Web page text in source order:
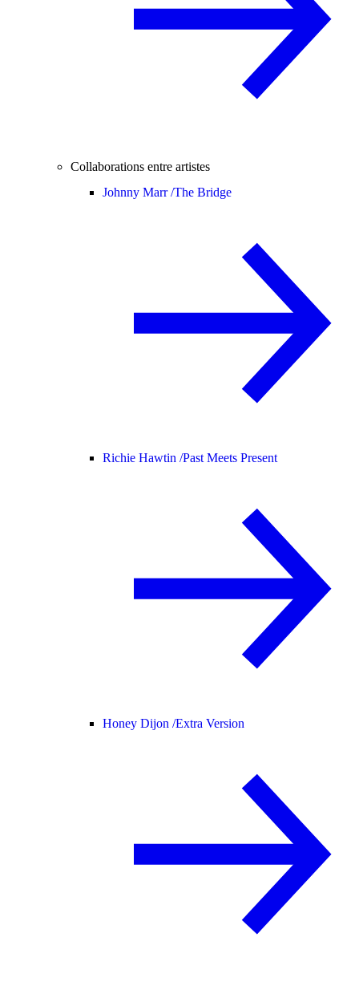
Collaborations entre artistes
Johnny Marr /The Bridge
Richie Hawtin /Past Meets Present
Honey Dijon /Extra Version